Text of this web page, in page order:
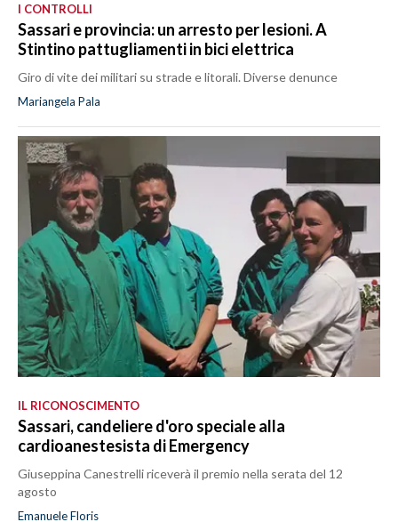
I CONTROLLI
Sassari e provincia: un arresto per lesioni. A
Stintino pattugliamenti in bici elettrica
Giro di vite dei militari su strade e litorali. Diverse denunce
Mariangela Pala
IL RICONOSCIMENTO
Sassari, candeliere d'oro speciale alla
cardioanestesista di Emergency
Giuseppina Canestrelli riceverà il premio nella serata del 12
agosto
Emanuele Floris